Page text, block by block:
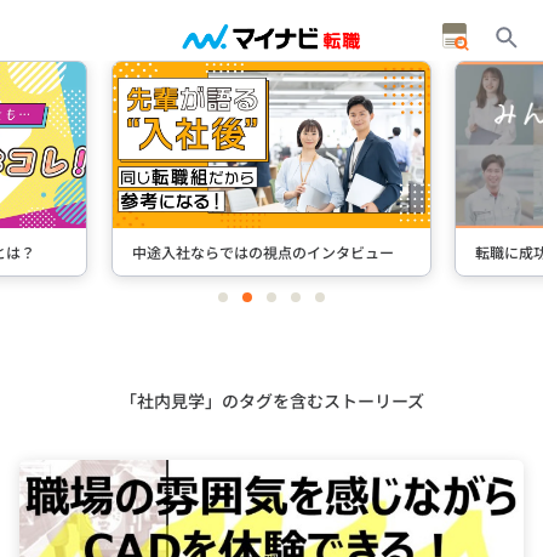
視点のインタビュー 転職に成功した先輩たちのインタビュー
itemitemitemitemitem
「社内見学」のタグを含むストーリーズ